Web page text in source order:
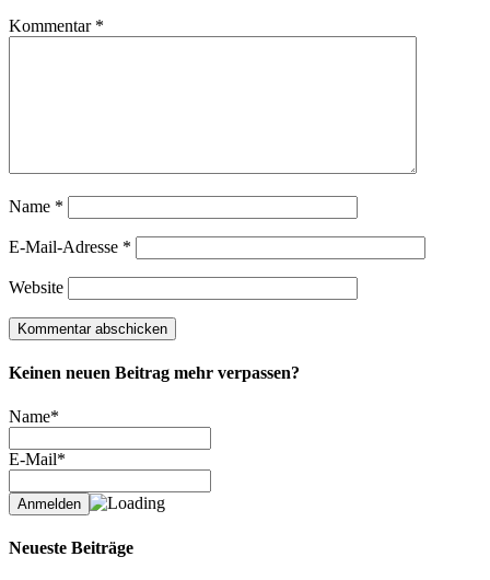
Kommentar *
Name *
E-Mail-Adresse *
Website
Keinen neuen Beitrag mehr verpassen?
Name*
E-Mail*
Neueste Beiträge